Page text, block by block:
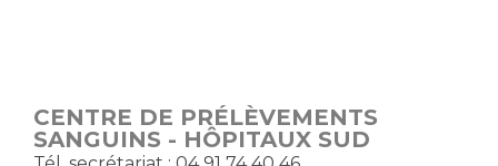
Activité physique
Médicale
Radiologie / Imagerie
CENTRE DE PRÉLÈVEMENTS
SANGUINS - HÔPITAUX SUD